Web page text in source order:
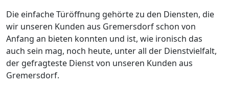
Die einfache Türöffnung gehörte zu den Diensten, die
wir unseren Kunden aus Gremersdorf schon von
Anfang an bieten konnten und ist, wie ironisch das
auch sein mag, noch heute, unter all der Dienstvielfalt,
der gefragteste Dienst von unseren Kunden aus
Gremersdorf.